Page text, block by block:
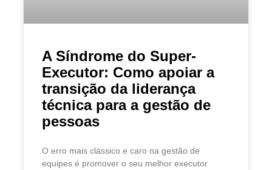
A Síndrome do Super-
Executor: Como apoiar a
transição da liderança
técnica para a gestão de
pessoas
O erro mais clássico e caro na gestão de
equipes é promover o seu melhor executor